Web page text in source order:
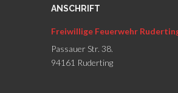
ANSCHRIFT
Freiwillige Feuerwehr
Passauer Str. 38.
94161 Ruderting